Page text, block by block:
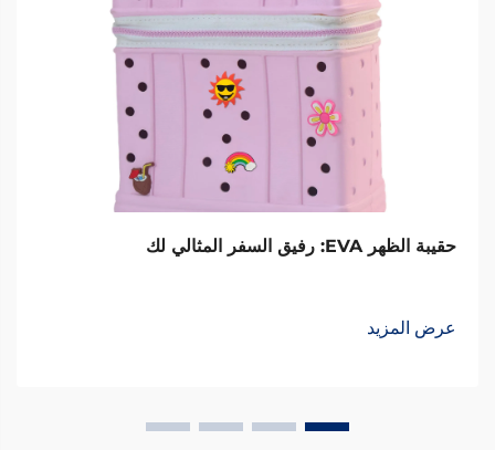
حقيبة الظهر EVA: رفيق السفر المثالي لك
عرض المزيد